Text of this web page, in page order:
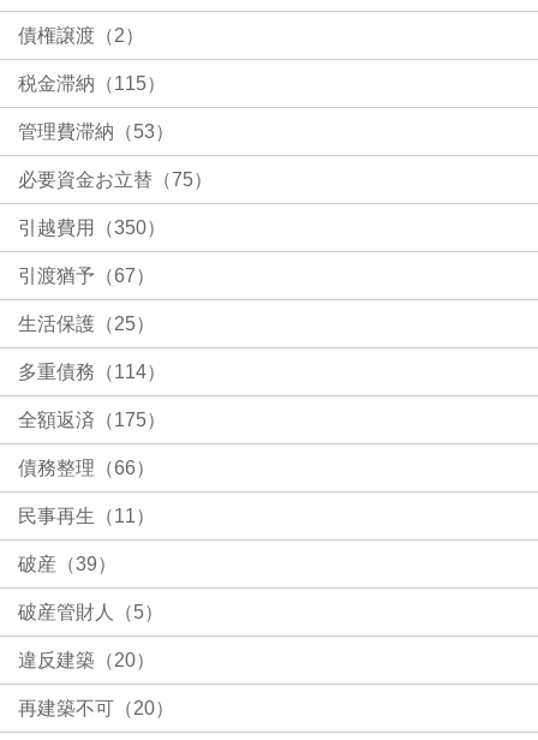
債権譲渡（2）
税金滞納（115）
管理費滞納（53）
必要資金お立替（75）
引越費用（350）
引渡猶予（67）
生活保護（25）
多重債務（114）
全額返済（175）
債務整理（66）
民事再生（11）
破産（39）
破産管財人（5）
違反建築（20）
再建築不可（20）